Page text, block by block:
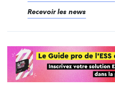
Recevoir les news